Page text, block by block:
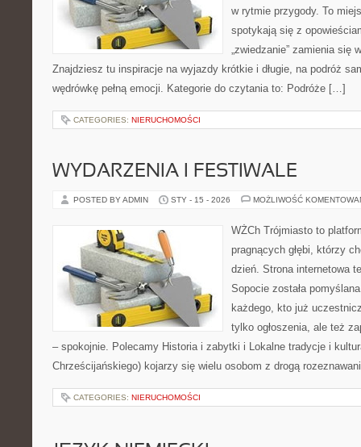
w rytmie przygody. To
spotykają się z
„zwiedzanie” zamienia się
Znajdziesz tu inspiracje na wyjazdy krótkie i długie, na podróż
wędrówkę pełną emocji. Kategorie do czytania to: Podróże […]
CATEGORIES: NIERUCHOMOŚCI
WYDARZENIA I FESTIWALE
POSTED BY ADMIN STY - 15 - 2026 MOŻLIWOŚĆ
WŻCh Trójmiasto to
pragnących głębi, którzy
dzień. Strona internetowa
Sopocie została
każdego, kto już
tylko ogłoszenia, ale też
– spokojnie. Polecamy Historia i zabytki i Lokalne tradycje i
Chrześcijańskiego) kojarzy się wielu osobom z drogą
CATEGORIES: NIERUCHOMOŚCI